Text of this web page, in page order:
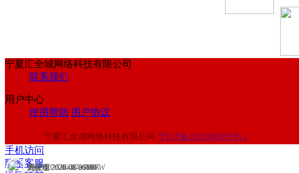
周经理 2026-06-294W
先生 2026-06-073.7W
刘经理 2026-08-06388
刘经理 2026-08-0611.7W
刘经理 2026-08-06494
叶俊华 2026-08-064.5K
宁夏汇全城网络科技有限公司
联系我们
用户中心
使用帮助 用户协议
宁夏汇全成网络科技有限公司 宁ICP备2023000109号-1
手机访问
联系客服